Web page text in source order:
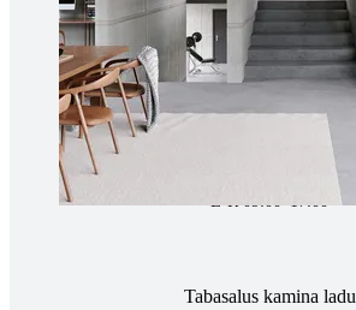
Tartus kivi töötlemine
Tähe 127E, Tartu
E-R 09:00–17:00
Tabasalus kamina ladu